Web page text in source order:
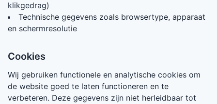
klikgedrag)
Technische gegevens zoals browsertype, apparaat
en schermresolutie
Cookies
Wij gebruiken functionele en analytische cookies om
de website goed te laten functioneren en te
verbeteren. Deze gegevens zijn niet herleidbaar tot